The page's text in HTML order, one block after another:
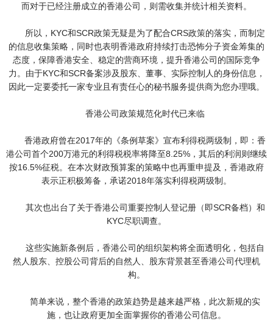
而对于已经注册成立的香港公司，则需收集并统计相关资料。
所以，KYC和SCR政策无疑是为了配合CRS政策的落实，而制定
的信息收集策略，同时也表明香港政府持续打击恐怖分子资金筹集的
态度，保障香港安全、稳定的营商环境，提升香港公司的国际竞争
力。由于KYC和SCR备案涉及股东、董事、实际控制人的身份信息，
因此一定要委托一家专业且有责任心的秘书服务提供商为您办理哦。
香港公司政策规范化时代已来临
香港政府曾在2017年的《条例草案》宣布利得税两级制，即：香
港公司首个200万港元的利得税税率将降至8.25%，其后的利润则继续
按16.5%征税。在本次财政预算案的策略中也再重申提及，香港政府
表示正积极筹备，承诺2018年落实利得税两级制。
其次也出台了关于香港公司重要控制人登记册（即SCR备档）和
KYC尽职调查。
这些实施新条例后，香港公司的组织架构将全面透明化，包括自
然人股东、控股公司背后的自然人、股东背景甚至香港公司代理机
构。
简单来说，整个香港的政策趋势是越来越严格，此次新规的实
施，也让政府更加全面掌握你的香港公司信息。